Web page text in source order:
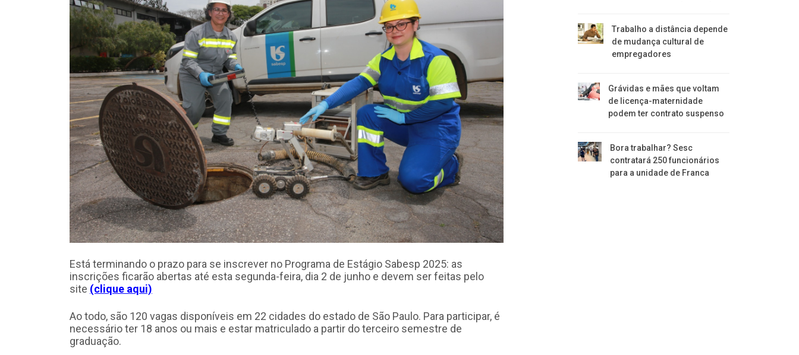
Está terminando o prazo para se inscrever no Programa de Estágio Sabesp 2025: as
inscrições ficarão abertas até esta segunda-feira, dia 2 de junho e devem ser feitas pelo
site (clique aqui)
Ao todo, são 120 vagas disponíveis em 22 cidades do estado de São Paulo. Para participar, é
necessário ter 18 anos ou mais e estar matriculado a partir do terceiro semestre de
graduação.
Trabalho a distância depende
de mudança cultural de
empregadores
Grávidas e mães que voltam
de licença-maternidade
podem ter contrato suspenso
Bora trabalhar? Sesc
contratará 250 funcionários
para a unidade de Franca